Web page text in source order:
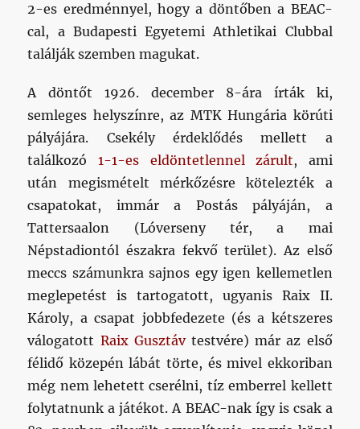
2-es eredménnyel, hogy a döntőben a BEAC-
cal, a Budapesti Egyetemi Athletikai Clubbal
találják szemben magukat.
A döntőt 1926. december 8-ára írták ki,
semleges helyszínre, az MTK Hungária körúti
pályájára. Csekély érdeklődés mellett a
találkozó 1-1-es eldöntetlennel zárult, ami
után megismételt mérkőzésre kötelezték a
csapatokat, immár a Postás pályáján, a
Tattersaalon (Lóverseny tér, a mai
Népstadiontól északra fekvő terület). Az első
meccs számunkra sajnos egy igen kellemetlen
meglepetést is tartogatott, ugyanis Raix II.
Károly, a csapat jobbfedezete (és a kétszeres
válogatott Raix Gusztávtestvére) már az első
félidő közepén lábát törte, és mivel ekkoriban
még nem lehetett cserélni, tíz emberrel kellett
folytatnunk a játékot. A BEAC-nak így is csak a